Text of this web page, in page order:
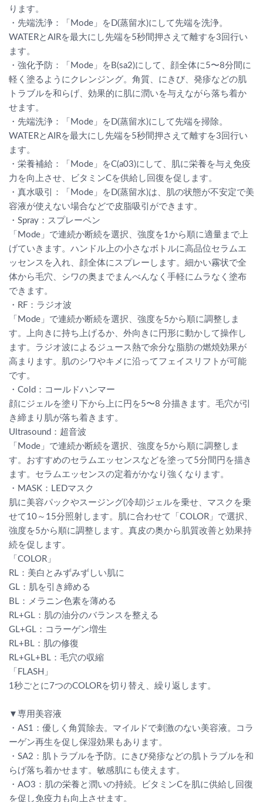
ります。
・先端洗浄：「Mode」をD(蒸留水)にして先端を洗浄。
WATERとAIRを最大にし先端を5秒間押さえて離すを3回行い
ます。
・強化予防：「Mode」をB(sa2)にして、顔全体に5〜8分間に
軽く塗るようにクレンジング。角質、にきび、発疹などの肌
トラブルを和らげ、効果的に肌に潤いを与えながら落ち着か
せます。
・先端洗浄：「Mode」をD(蒸留水)にして先端を掃除。
WATERとAIRを最大にし先端を5秒間押さえて離すを3回行い
ます。
・栄養補給：「Mode」をC(a03)にして、肌に栄養を与え免疫
力を向上させ、ビタミンCを供給し回復を促します。
・真水吸引：「Mode」をD(蒸留水)は、肌の状態が不安定で美
容液が使えない場合などで皮脂吸引ができます。
・Spray：スプレーペン
「Mode」で連続か断続を選択、強度を1から順に適量まで上
げていきます。ハンドル上の小さなボトルに高品位セラムエ
ッセンスを入れ、顔全体にスプレーします。細かい霧状で全
体から毛穴、シワの奥までまんべんなく手軽にムラなく塗布
できます。
・RF：ラジオ波
「Mode」で連続か断続を選択、強度を5から順に調整しま
す。上向きに持ち上げるか、外向きに円形に動かして操作し
ます。ラジオ波によるジュース熱で余分な脂肪の燃焼効果が
高まります。肌のシワやキメに沿ってフェイスリフトが可能
です。
・Cold：コールドハンマー
顔にジェルを塗り下から上に円を5〜8 分描きます。毛穴が引
き締まり肌が落ち着きます。
Ultrasound：超音波
「Mode」で連続か断続を選択、強度を5から順に調整しま
す。おすすめのセラムエッセンスなどを塗って5分間円を描き
ます。セラムエッセンスの定着がかなり強くなります。
・MASK：LEDマスク
肌に美容パックやスージング(冷却)ジェルを乗せ、マスクを乗
せて10～15分照射します。肌に合わせて「COLOR」で選択、
強度を5から順に調整します。真皮の奥から肌質改善と効果持
続を促します。
「COLOR」
RL：美白とみずみずしい肌に
GL：肌を引き締める
BL：メラニン色素を薄める
RL+GL：肌の油分のバランスを整える
GL+GL：コラーゲン増生
RL+BL：肌の修復
RL+GL+BL：毛穴の収縮
「FLASH」
1秒ごとに7つのCOLORを切り替え、繰り返します。
▼専用美容液
・AS1：優しく角質除去。マイルドで刺激のない美容液。コラ
ーゲン再生を促し保湿効果もあります。
・SA2：肌トラブルを予防。にきび発疹などの肌トラブルを和
らげ落ち着かせます。敏感肌にも使えます。
・AO3：肌の栄養と潤いの持続。ビタミンCを肌に供給し回復
を促し免疫力も向上させます。